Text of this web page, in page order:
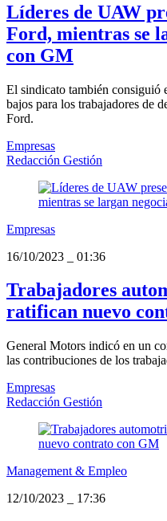
Líderes de UAW
Ford, mientras se
con GM
El sindicato también consiguió
bajos para los trabajadores de
Ford.
Empresas
Redacción Gestión
Empresas
16/10/2023
01:36
Trabajadores
ratifican nuevo
General Motors indicó en un
las contribuciones de los
Empresas
Redacción Gestión
Management & Empleo
12/10/2023
17:36